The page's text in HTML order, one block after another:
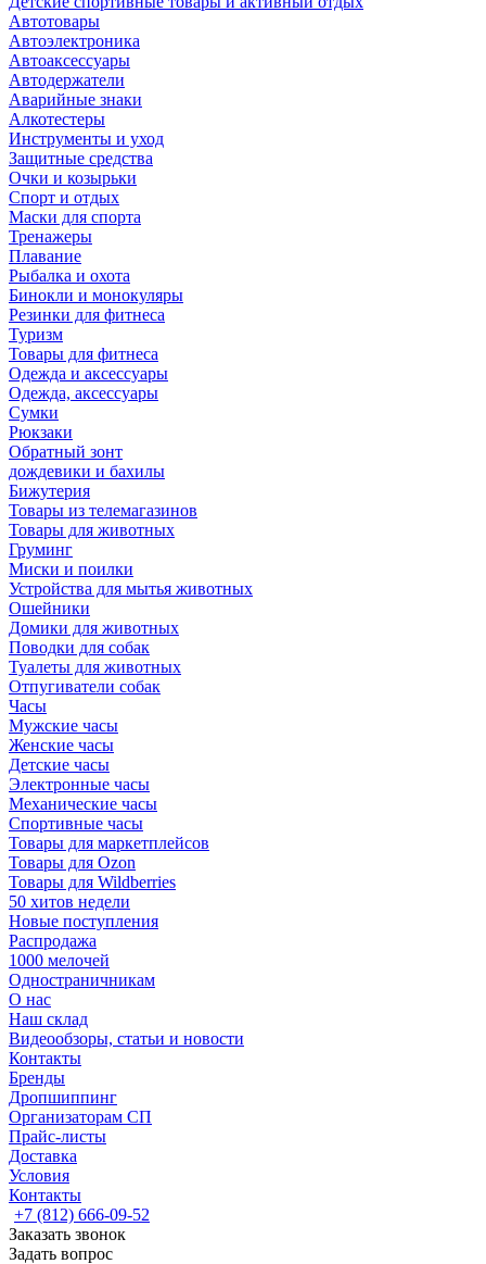
Автотовары
Автоэлектроника
Автоаксессуары
Автодержатели
Аварийные знаки
Алкотестеры
Инструменты и уход
Защитные средства
Очки и козырьки
Спорт и отдых
Маски для спорта
Тренажеры
Плавание
Рыбалка и охота
Бинокли и монокуляры
Резинки для фитнеса
Туризм
Товары для фитнеса
Одежда и аксессуары
Одежда, аксессуары
Сумки
Рюкзаки
Обратный зонт
дождевики и бахилы
Бижутерия
Товары из телемагазинов
Товары для животных
Груминг
Миски и поилки
Устройства для мытья животных
Ошейники
Домики для животных
Поводки для собак
Туалеты для животных
Отпугиватели собак
Часы
Мужские часы
Женские часы
Детские часы
Электронные часы
Механические часы
Спортивные часы
Товары для маркетплейсов
Товары для Ozon
Товары для Wildberries
50 хитов недели
Новые поступления
Распродажа
1000 мелочей
Одностраничникам
О нас
Наш склад
Видеообзоры, статьи и новости
Контакты
Бренды
Дропшиппинг
Организаторам СП
Прайс-листы
Доставка
Условия
Контакты
+7 (812) 666-09-52
Заказать звонок
Задать вопрос